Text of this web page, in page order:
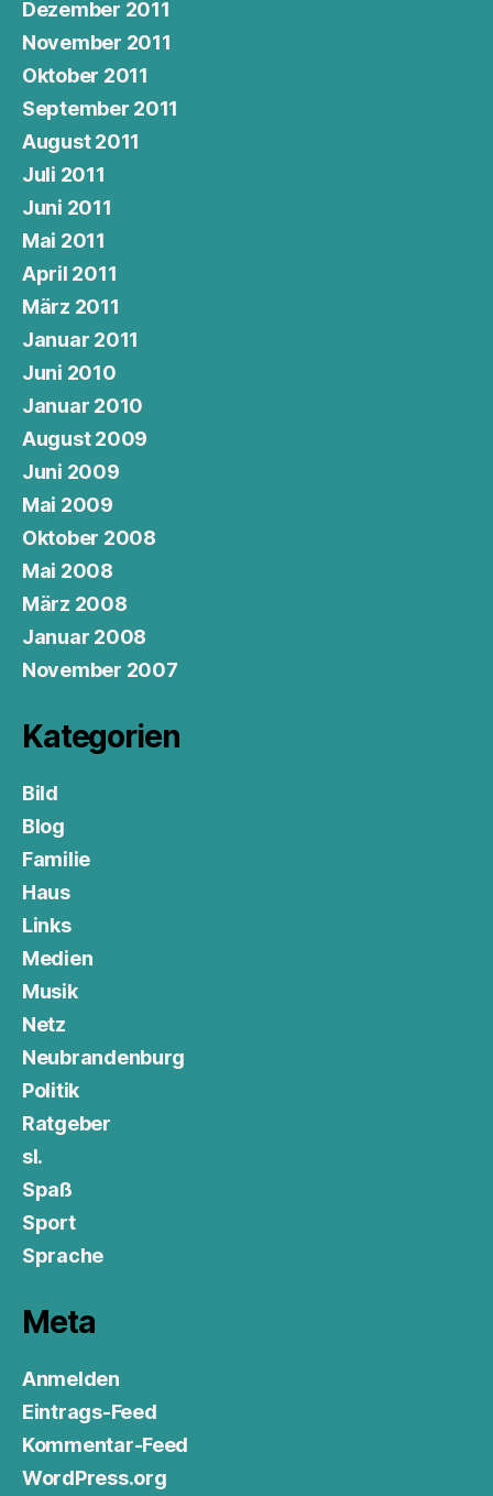
Dezember 2011
November 2011
Oktober 2011
September 2011
August 2011
Juli 2011
Juni 2011
Mai 2011
April 2011
März 2011
Januar 2011
Juni 2010
Januar 2010
August 2009
Juni 2009
Mai 2009
Oktober 2008
Mai 2008
März 2008
Januar 2008
November 2007
Kategorien
Bild
Blog
Familie
Haus
Links
Medien
Musik
Netz
Neubrandenburg
Politik
Ratgeber
sl.
Spaß
Sport
Sprache
Meta
Anmelden
Eintrags-Feed
Kommentar-Feed
WordPress.org